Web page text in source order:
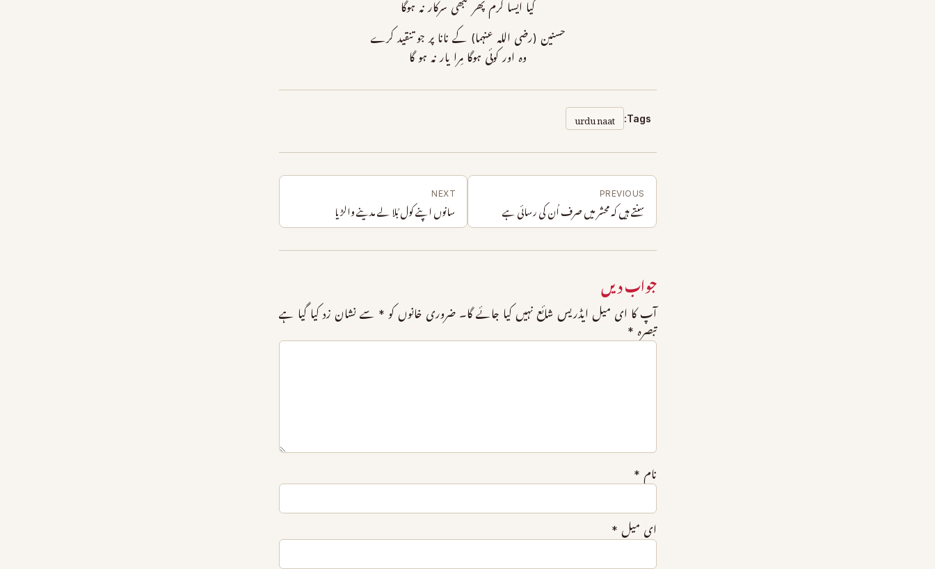
کیا ایسا کرم پھر کبھی سرکار نہ ہوگا
حسنین (رضی اللہ عنہما) کے نانا پر جو تنقید کرے
وہ اور کوئی ہوگا مِرا یار نہ ہو گا
Tags:
urdu naat
PREVIOUS
سنتے ہیں کہ محشر میں صرف اُن کی رسائی ہے
NEXT
سانوں اپنے کول بُلا لے مدینے والڑیا
جواب دیں
آپ کا ای میل ایڈریس شائع نہیں کیا جائے گا۔ ضروری خانوں کو * سے نشان زد کیا گیا ہے
تبصرہ *
نام *
ای میل *